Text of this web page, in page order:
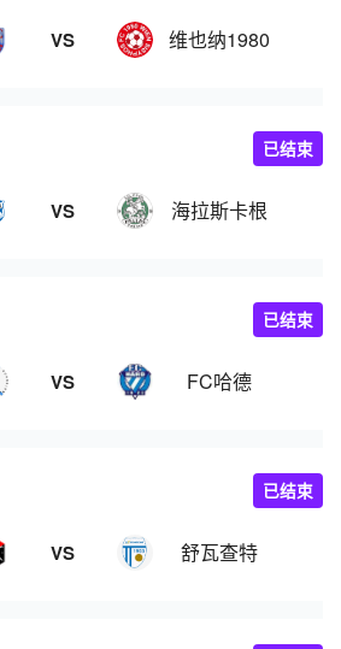
VS 维也纳1980
VS 海拉斯卡根
已结束
VS FC哈德
已结束
VS 舒瓦查特
已结束